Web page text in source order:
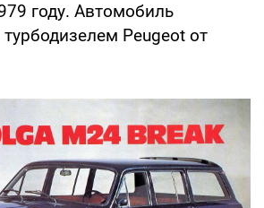
году. Автомобиль
Peugeot от